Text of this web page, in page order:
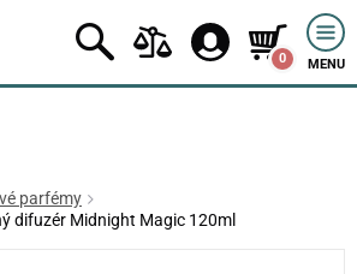
0 MENU
parfémy
difuzér Midnight Magic 120ml